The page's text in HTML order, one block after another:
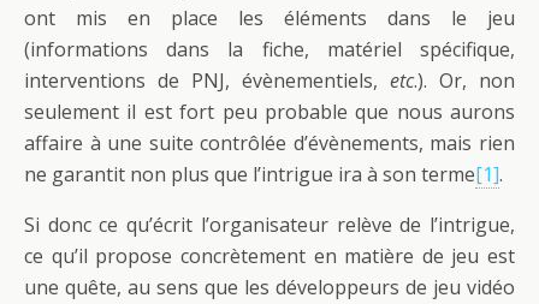
ont mis en place les éléments dans le jeu
(informations dans la fiche, matériel spécifique,
interventions de PNJ, évènementiels, etc.). Or, non
seulement il est fort peu probable que nous aurons
affaire à une suite contrôlée d’évènements, mais rien
ne garantit non plus que l’intrigue ira à son terme[1].
Si donc ce qu’écrit l’organisateur relève de l’intrigue,
ce qu’il propose concrètement en matière de jeu est
une quête, au sens que les développeurs de jeu vidéo